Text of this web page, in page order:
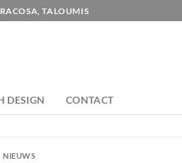
TALOUMIS
DESIGN CONTACT
NIEUWS